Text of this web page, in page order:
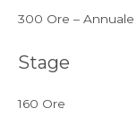
300 Ore – Annuale
Stage
160 Ore